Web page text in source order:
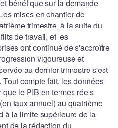
bénéfique sur la demande
mises en chantier de
trimestre, à la suite du
de travail, et les
ont continué de s'accroître
vigoureuse et
au dernier trimestre s'est
compte fait, les données
le PIB en termes réels
taux annuel) au quatrième
à la limite supérieure de la
de la rédaction du